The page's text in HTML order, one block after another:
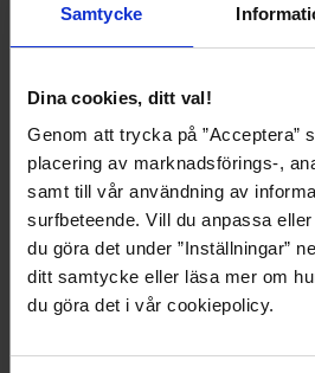
Samtycke
Dina cookies, ditt val!
Genom att trycka på ”Acceptera”
placering av marknadsförings-,
samt till vår användning av
surfbeteende. Vill du anpassa
du göra det under ”Inställningar”
ditt samtycke eller läsa mer om
du göra det i vår cookiepolicy.
Kjole fra Ida Sjöstedt.
- Avrundet hals.
- Rysjedetalj på enden av ermene.
Produktbeskrivelse
Kjole fra Ida Sjöstedt.
- Materiale ikke-stretch.
- Avrundet hals.
- Avtagbart knytebelte ved midjen med en